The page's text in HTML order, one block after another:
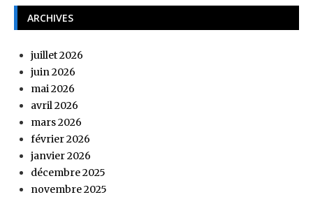
ARCHIVES
juillet 2026
juin 2026
mai 2026
avril 2026
mars 2026
février 2026
janvier 2026
décembre 2025
novembre 2025